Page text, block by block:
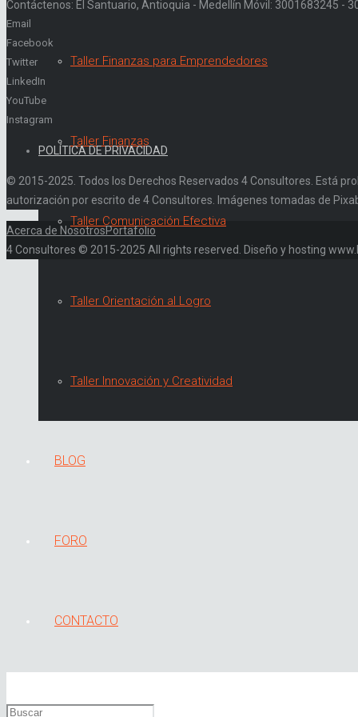
Taller Finanzas para Emprendedores
Taller Finanzas
Taller Comunicación Efectiva
Taller Orientación al Logro
Taller Innovación y Creatividad
BLOG
FORO
CONTACTO
Contáctenos: El Santuario, Antioquia - Medellín Móvil: 3001683245 -
Email
Facebook
Twitter
LinkedIn
YouTube
Instagram
POLÍTICA DE PRIVACIDAD
© 2015-2025. Todos los Derechos Reservados 4 Consultores. Está
autorización por escrito de 4 Consultores. Imágenes tomadas de
Acerca de NosotrosPortafolio
4 Consultores © 2015-2025 All rights reserved. Diseño y hosting